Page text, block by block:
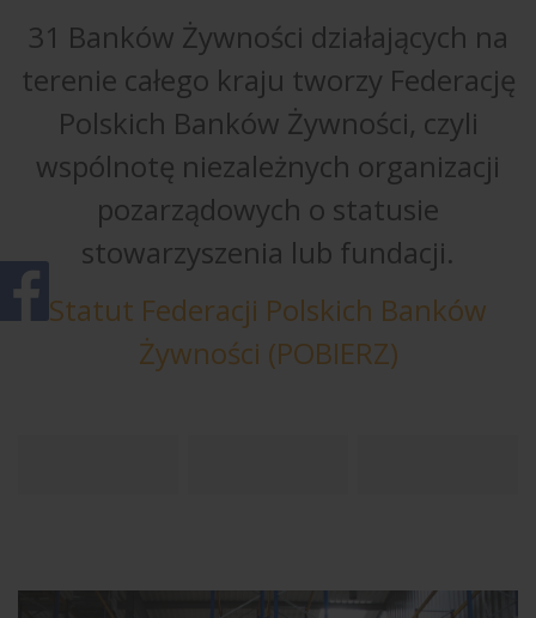
31 Banków Żywności działających na
terenie całego kraju tworzy Federację
Polskich Banków Żywności, czyli
wspólnotę niezależnych organizacji
pozarządowych o statusie
stowarzyszenia lub fundacji.
Statut Federacji Polskich Banków
Żywności (POBIERZ)